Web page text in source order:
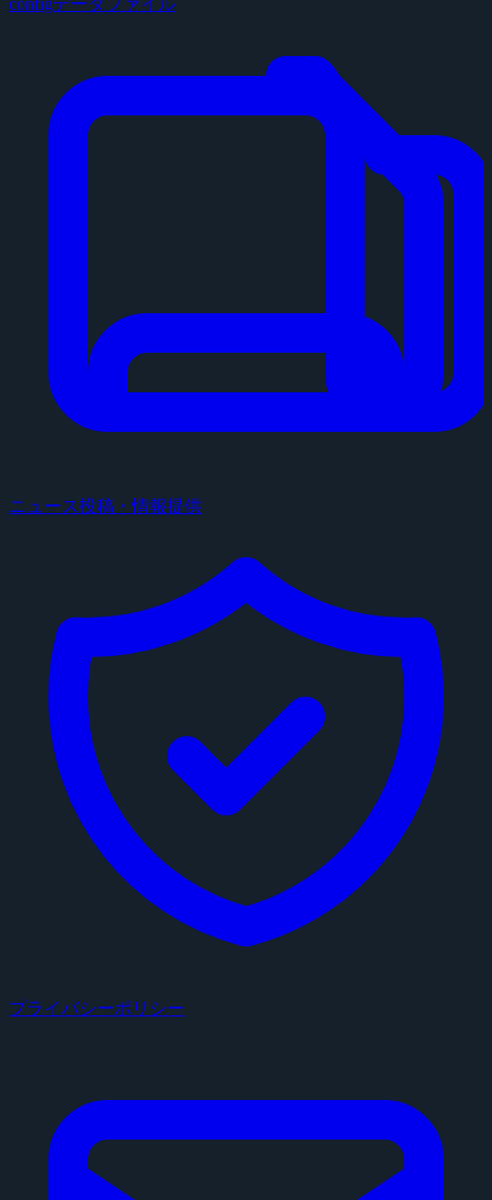
configデータファイル
ニュース投稿・情報提供
プライバシーポリシー